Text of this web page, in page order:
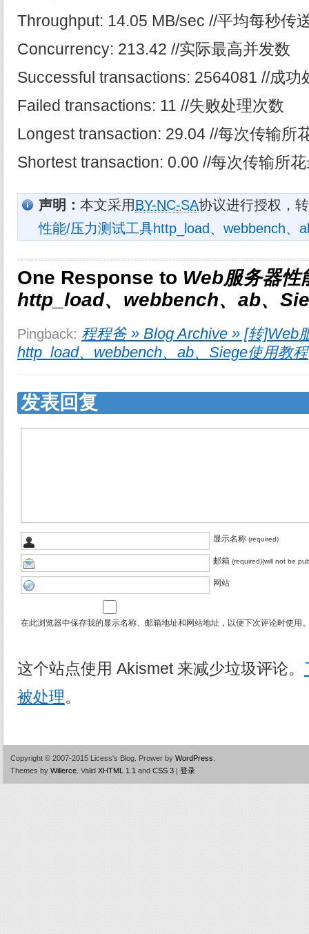
Throughput: 14.05 MB/sec //平均每秒传
Concurrency: 213.42 //实际最高并发数
Successful transactions: 2564081 //成功
Failed transactions: 11 //失败处理次数
Longest transaction: 29.04 //每次传输所
Shortest transaction: 0.00 //每次传输所
声明： 本文采用BY-NC-SA协议进行授权，
性能/压力测试工具http_load、webbench、
One Response to Web服务器性
http_load、webbench、ab、
Pingback: 程程爸 » Blog Archive » [转]Web
http_load、webbench、ab、Siege使用教程
发表回复
显示名称 (required)
邮箱 (required)(will not be
网站
在此浏览器中保存我的显示名称、邮箱地址和网站地址，以便下次评论时使用
这个站点使用 Akismet 来减少垃圾评论。
被处理。
Copyright © 2007-2015 Licess's Blog. Prower by WordPress
Themes by Willerce Valid XHTML 1.1 and CSS 3 | 登录